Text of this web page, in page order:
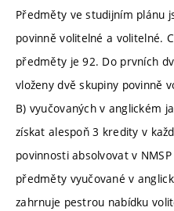
Předměty ve studijním plánu
povinně volitelné a volitelné.
předměty je 92. Do prvních
vloženy dvě skupiny povinně
B) vyučovaných v anglickém
získat alespoň 3 kredity v
povinnosti absolvovat v
předměty vyučované v
zahrnuje pestrou nabídku